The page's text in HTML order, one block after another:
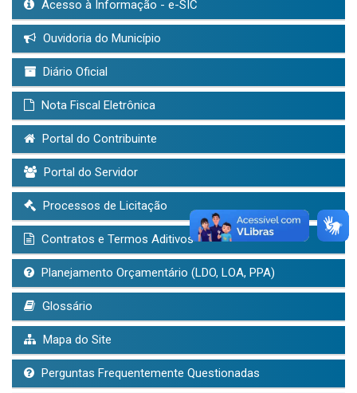
Acesso à Informação - e-SIC
Ouvidoria do Município
Diário Oficial
Nota Fiscal Eletrônica
Portal do Contribuinte
Portal do Servidor
Processos de Licitação
Contratos e Termos Aditivos
Planejamento Orçamentário (LDO, LOA, PPA)
Glossário
Mapa do Site
Perguntas Frequentemente Questionadas